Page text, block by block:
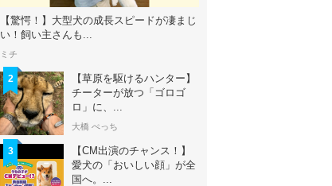
【驚愕！】大型犬の成長スピードが凄まじ
い！飼い主さんも...
ミチ
2
【草原を駆けるハンター】
チーターが放つ「ゴロゴ
ロ」に、...
大橋 ぺっち
3
【CM出演のチャンス！】
愛犬の「おいしい顔」が全
国へ。...